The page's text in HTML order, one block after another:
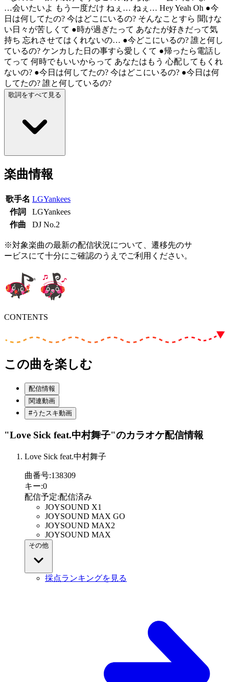
…会いたいよ もう一度だけ ねぇ… ねぇ… Hey Yeah Oh ●今
日は何してたの? 今はどこにいるの? そんなことすら 聞けな
い日々が苦しくて ●時が過ぎたって あなたが好きだって気
持ち 忘れさせてはくれないの… ●今どこにいるの? 誰と何し
ているの? ケンカした日の事すら愛しくて ●帰ったら電話し
てって 何時でもいいからって あなたはもう 心配してもくれ
ないの? ●今日は何してたの? 今はどこにいるの? ●今日は何
してたの? 誰と何しているの?
歌詞をすべて見る
楽曲情報
歌手名 LGYankees
作詞
LGYankees
作曲
DJ No.2
※対象楽曲の最新の配信状況について、遷移先のサ
ービスにて十分にご確認のうえでご利用ください。
CONTENTS
この曲を楽しむ
配信情報
関連動画
#うたスキ動画
"Love Sick feat.中村舞子"のカラオケ配信情報
Love Sick feat.中村舞子
曲番号:138309
キー:0
配信予定:配信済み
JOYSOUND X1
JOYSOUND MAX GO
JOYSOUND MAX2
JOYSOUND MAX
その他
採点ランキングを見る